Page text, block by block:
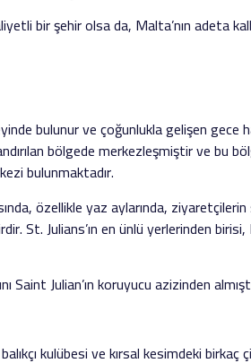
bir şehir olsa da, Malta’nın adeta
bulunur ve çoğunlukla gelişen
bölgede merkezleşmiştir ve bu
bulunmaktadır.
özellikle yaz aylarında,
St. Julians’ın en ünlü yerlerinden
Saint Julian’ın koruyucu azizinden
kulübesi ve kırsal kesimdeki